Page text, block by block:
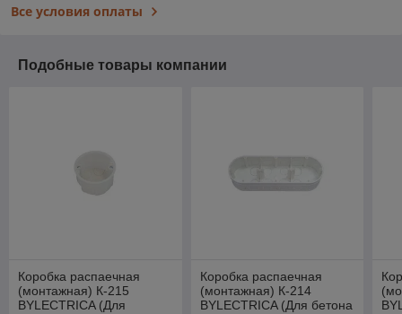
Все условия оплаты
Подобные товары компании
Коробка распаечная
(монтажная) К-215
BYLECTRICA (Для
Коробка распаечная
(монтажная) К-214
BYLECTRICA (Для бетона